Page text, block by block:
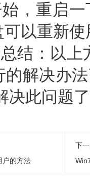
重启一
以重新使
：以上
的解决办
决此问题
户的方法
下